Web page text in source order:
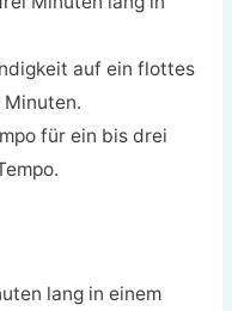
auf ein flottes
Minuten.
für ein bis drei
lang in einem